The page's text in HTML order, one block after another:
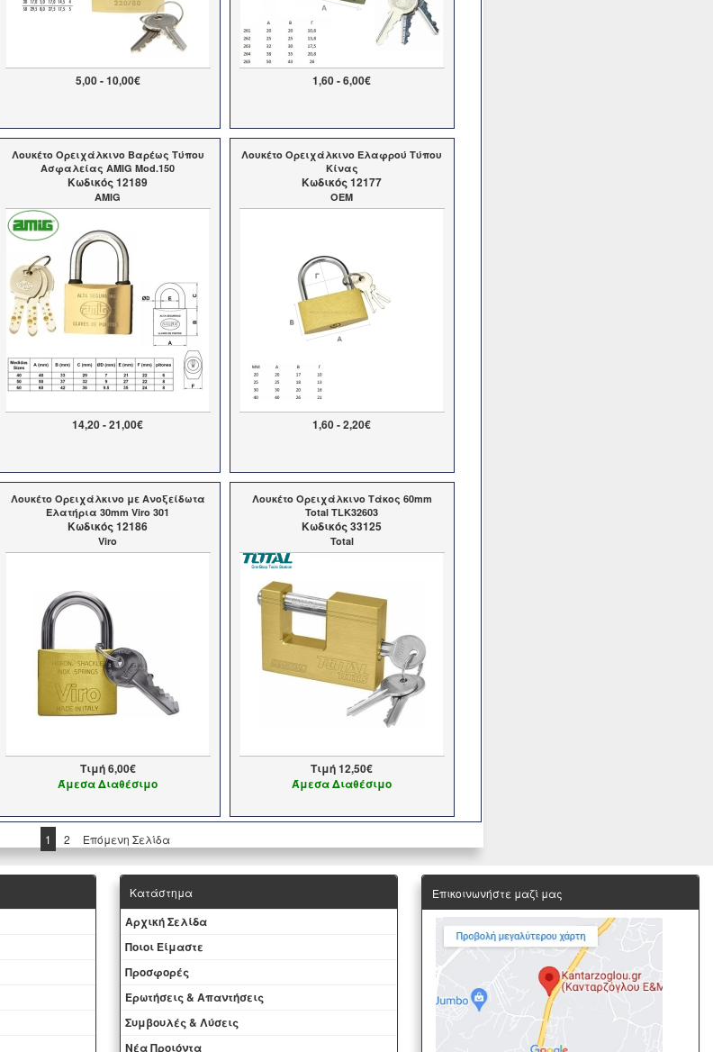
5,00 - 10,00€ 1,60 - 6,00€
Λουκέτο Ορειχάλκινο Βαρέως Τύπου
Ασφαλείας AMIG Mod.150
Kωδικός 12189
AMIG
14,20 - 21,00€
Λουκέτο Ορειχάλκινο Ελαφρού Τύπου
Κίνας
Kωδικός 12177
OEM
1,60 - 2,20€
Λουκέτο Ορειχάλκινο με Ανοξείδωτα
Ελατήρια 30mm Viro 301
Kωδικός 12186
Viro
Τιμή6,00€
Άμεσα Διαθέσιμο
Λουκέτο Ορειχάλκινο Τάκος 60mm
Total TLK32603
Kωδικός 33125
Total
Τιμή12,50€
Άμεσα Διαθέσιμο
1 2 Επόμενη Σελίδα
Κατάστημα
Aρχική Σελίδα
Ποιοι Είμαστε
Προσφορές
Ερωτήσεις & Απαντήσεις
Συμβουλές & Λύσεις
Νέα Προιόντα
Επικοινωνήστε μαζί μας